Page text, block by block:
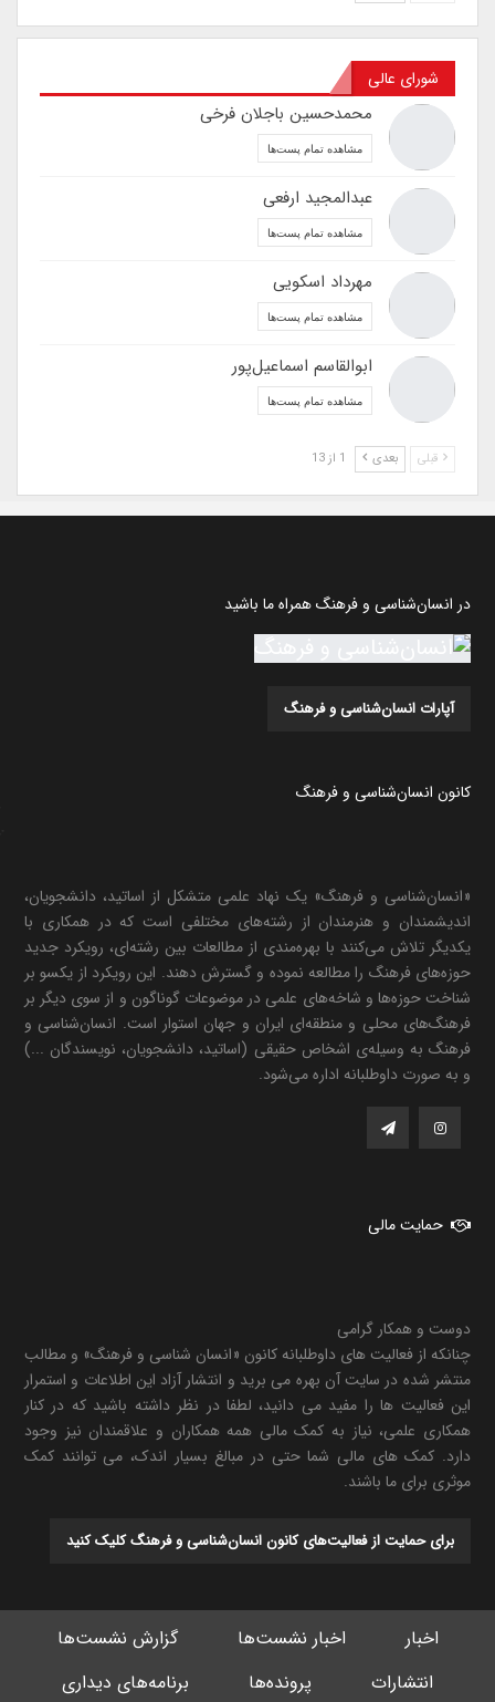
شورای عالی
محمدحسین باجلان فرخی
مشاهده تمام پست‌ها
عبدالمجید ارفعی
مشاهده تمام پست‌ها
مهرداد اسکویی
مشاهده تمام پست‌ها
ابوالقاسم اسماعیل‌پور
مشاهده تمام پست‌ها
قبلی بعدی
در انسان‌شناسی و فرهنگ همراه ما باشید
آپارات انسان‌شناسی و فرهنگ
کانون انسان‌شناسی و فرهنگ
«انسان‌شناسی و فرهنگ» یک نهاد علمی متشکل از اساتید، دانشجویان،
اندیشمندان و هنرمندان از رشته‌های مختلفی است که در همکاری با
یکدیگر تلاش می‌کنند با بهره‌مندی از مطالعات بین رشته‌ای، رویکرد جدید
حوزه‌های فرهنگ را مطالعه نموده و گسترش دهند. این رویکرد از یکسو بر
شناخت حوزه‌ها و شاخه‌های علمی در موضوعات گوناگون و از سوی دیگر بر
فرهنگ‌های محلی و منطقه‌ای ایران و جهان استوار است. انسان‌شناسی و
فرهنگ به وسیله‌ی اشخاص حقیقی (اساتید، دانشجویان، نویسندگان ...)
و به صورت داوطلبانه اداره می‌شود.
حمایت مالی
دوست و همکار گرامی
چنانکه از فعالیت های داوطلبانه کانون «انسان شناسی و فرهنگ» و مطالب
منتشر شده در سایت آن بهره می برید و انتشار آزاد این اطلاعات و استمرار
این فعالیت ها را مفید می دانید، لطفا در نظر داشته باشید که در کنار
همکاری علمی، نیاز به کمک مالی همه همکاران و علاقمندان نیز وجود
دارد. کمک های مالی شما حتی در مبالغ بسیار اندک، می توانند کمک
موثری برای ما باشند.
برای حمایت از فعالیت‌های کانون انسان‌شناسی و فرهنگ کلیک کنید
اخبار اخبار نشست‌ها
گزارش نشست‌ها
انتشارات
پرونده‌ها برنامه‌های دیداری